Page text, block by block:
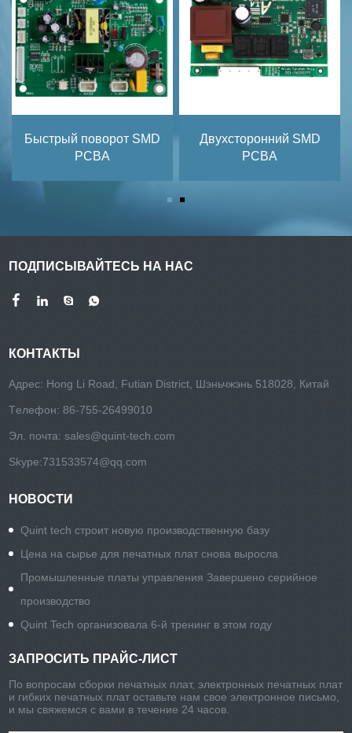
Быстрый поворот SMD
PCBA
Двухсторонний SMD
PCBA
ПОДПИСЫВАЙТЕСЬ НА НАС
КОНТАКТЫ
Адрес: Hong Li Road, Futian District, Шэньчжэнь 518028, Китай
Tелефон: 86-755-26499010
Эл. почта:sales@quint-tech.com
Skype:731533574@qq.com
НОВОСТИ
Quint tech строит новую производственную базу
Цена на сырье для печатных плат снова выросла
Промышленные платы управления Завершено серийное
производство
Quint Tech организовала 6-й тренинг в этом году
ЗАПРОСИТЬ ПРАЙС-ЛИСТ
По вопросам сборки печатных плат, электронных печатных плат
и гибких печатных плат оставьте нам свое электронное письмо,
и мы свяжемся с вами в течение 24 часов.